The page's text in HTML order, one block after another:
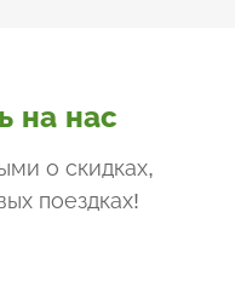
на нас
о скидках,
поездках!